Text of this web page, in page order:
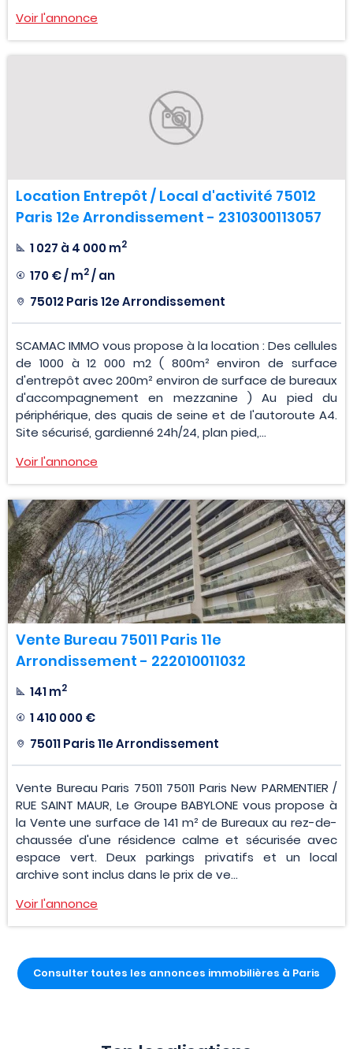
Voir l'annonce
Location Entrepôt / Local d'activité 75012
Paris 12e Arrondissement - 2310300113057
1 027 à 4 000 m2
170 € / m2/ an
75012 Paris 12e Arrondissement
SCAMAC IMMO vous propose à la location : Des cellules
de 1000 à 12 000 m2 ( 800m² environ de surface
d'entrepôt avec 200m² environ de surface de bureaux
d'accompagnement en mezzanine ) Au pied du
périphérique, des quais de seine et de l'autoroute A4.
Site sécurisé, gardienné 24h/24, plan pied,...
Voir l'annonce
Vente Bureau 75011 Paris 11e
Arrondissement - 222010011032
141 m2
1 410 000 €
75011 Paris 11e Arrondissement
Vente Bureau Paris 75011 75011 Paris New PARMENTIER /
RUE SAINT MAUR, Le Groupe BABYLONE vous propose à
la Vente une surface de 141 m² de Bureaux au rez-de-
chaussée d'une résidence calme et sécurisée avec
espace vert. Deux parkings privatifs et un local
archive sont inclus dans le prix de ve...
Voir l'annonce
Consulter toutes les annonces immobilières à Paris